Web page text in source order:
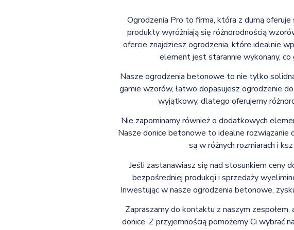
Ogrodzenia Pro to firma, która z dumą
produkty wyróżniają się różnorodnością
ofercie znajdziesz ogrodzenia, które idealnie
element jest starannie wykonany, co
Nasze ogrodzenia betonowe to nie tylko
gamie wzorów, łatwo dopasujesz ogrodzenie
wyjątkowy, dlatego oferujemy
Nie zapominamy również o dodatkowych
Nasze donice betonowe to idealne rozwiązanie
są w różnych rozmiarach i
Jeśli zastanawiasz się nad stosunkiem ceny
bezpośredniej produkcji i sprzedaży
Inwestując w nasze ogrodzenia betonowe,
Zapraszamy do kontaktu z naszym
donice. Z przyjemnością pomożemy Ci wybrać